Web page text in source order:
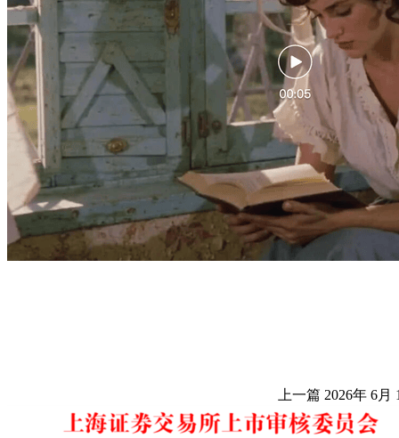
上一篇 2026年 6月